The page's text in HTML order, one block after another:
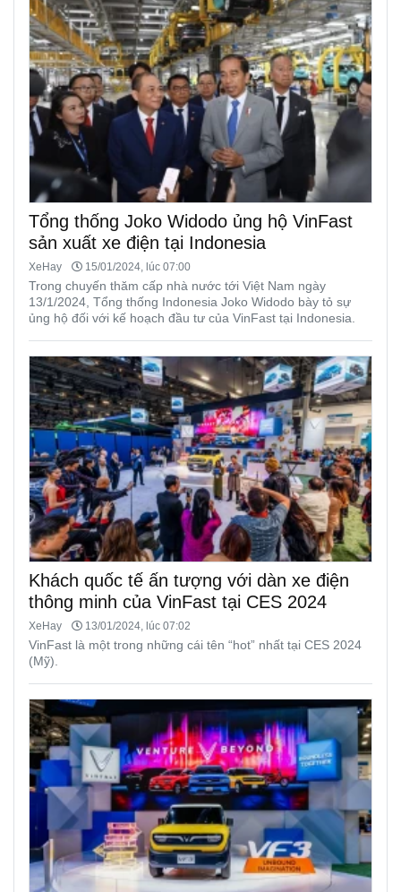
Tổng thống Joko Widodo ủng hộ VinFast
sản xuất xe điện tại Indonesia
XeHay 15/01/2024, lúc 07:00
Trong chuyến thăm cấp nhà nước tới Việt Nam ngày
13/1/2024, Tổng thống Indonesia Joko Widodo bày tỏ sự
ủng hộ đối với kế hoạch đầu tư của VinFast tại Indonesia.
Khách quốc tế ấn tượng với dàn xe điện
thông minh của VinFast tại CES 2024
XeHay 13/01/2024, lúc 07:02
VinFast là một trong những cái tên “hot” nhất tại CES 2024
(Mỹ).